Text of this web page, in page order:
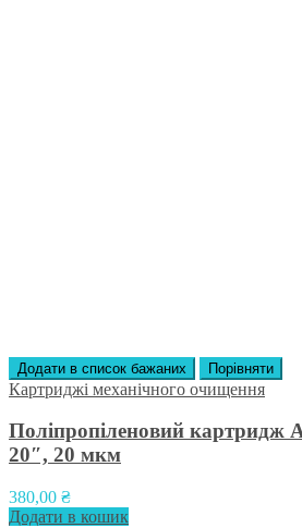
Додати в список бажаних Порівняти
Картриджі механічного очищення
Поліпропіленовий картридж
20″, 20 мкм
380,00 ₴
Додати в кошик